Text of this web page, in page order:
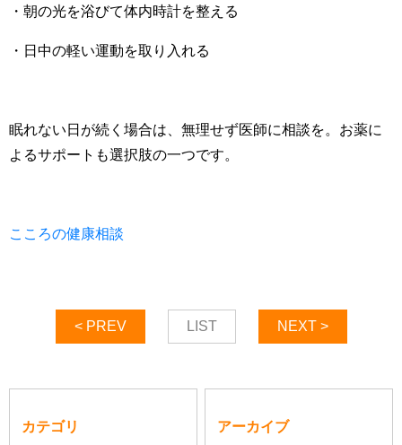
・朝の光を浴びて体内時計を整える
・日中の軽い運動を取り入れる
眠れない日が続く場合は、無理せず医師に相談を。お薬に
よるサポートも選択肢の一つです。
こころの健康相談
< PREV LIST NEXT >
カテゴリ アーカイブ